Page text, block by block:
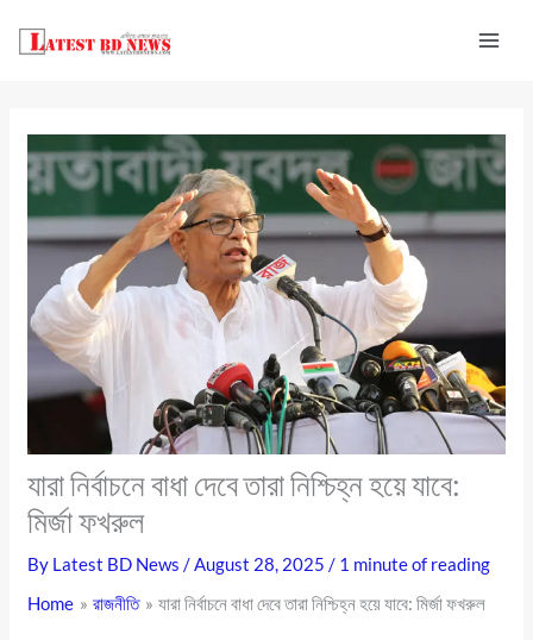
যারা নির্বাচনে বাধা দেবে তারা নিশ্চিহ্ন হয়ে যাবে:
মির্জা ফখরুল
By Latest BD News / August 28, 2025 / 1 minute of reading
Home
রাজনীতি যারা নির্বাচনে বাধা দেবে তারা নিশ্চিহ্ন হয়ে যাবে: মির্জা ফখরুল